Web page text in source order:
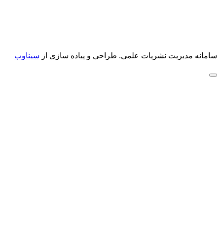
سامانه مدیریت نشریات علمی. طراحی و پیاده سازی از سیناوب